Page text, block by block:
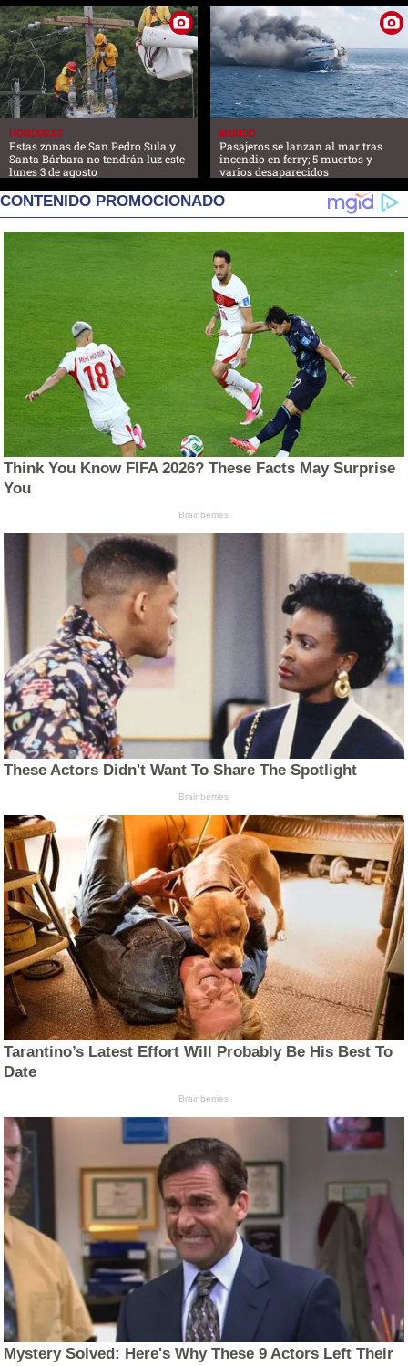
HONDURAS
Estas zonas de San Pedro Sula y
Santa Bárbara no tendrán luz este
lunes 3 de agosto
MUNDO
Pasajeros se lanzan al mar tras
incendio en ferry; 5 muertos y
varios desaparecidos
CONTENIDO PROMOCIONADO
Think You Know FIFA 2026? These Facts May Surprise
You
Brainberries
These Actors Didn't Want To Share The Spotlight
Brainberries
Tarantino’s Latest Effort Will Probably Be His Best To
Date
Brainberries
Mystery Solved: Here's Why These 9 Actors Left Their